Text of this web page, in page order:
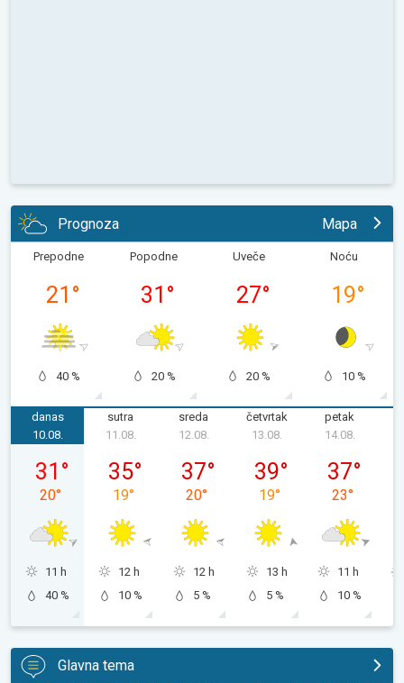
Prognoza Mapa
Prepodne
21 °
40 %
Popodne
31 °
20 %
Uveče
27°
20 %
Noću
19°
10 %
danas
ponedeljak, 10. 08.
10.08.
31 °
20°
11 h
40 %
sutra
11.08.
35°
19°
12 h
10 %
sreda
12.08.
37°
20°
12 h
5 %
četvrtak
13.08.
39°
19°
13 h
5 %
petak
14.08.
37°
23°
11 h
10 %
Glavna tema